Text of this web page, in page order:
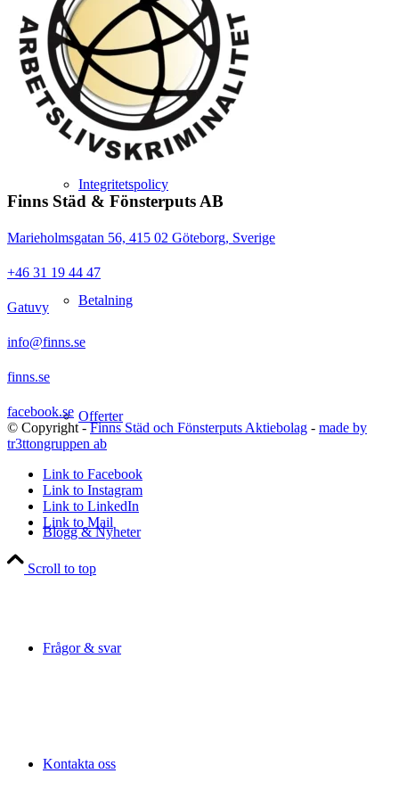
Jobba hos Finns
Integritetspolicy
Betalning
Offerter
Blogg & Nyheter
Frågor & svar
Kontakta oss
Finns Städ & Fönsterputs AB
Marieholmsgatan 56, 415 02 Göteborg, Sverige
+46 31 19 44 47
Gatuvy
info@finns.se
finns.se
facebook.se
© Copyright -Finns Städ och Fönsterputs Aktiebolag - made by
tr3ttongruppen ab
Link to Facebook
Link to Instagram
Link to LinkedIn
Link to Mail
Scroll to top